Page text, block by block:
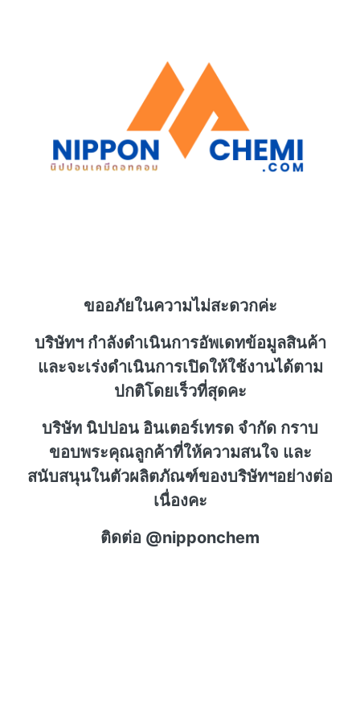
ขออภัยในความไม่สะดวกค่ะ
บริษัทฯ กำลังดำเนินการอัพเดทข้อมูลสินค้า
และจะเร่งดำเนินการเปิดให้ใช้งานได้ตาม
ปกติโดยเร็วที่สุดคะ
บริษัท นิปปอน อินเตอร์เทรด จำกัด กราบ
ขอบพระคุณลูกค้าที่ให้ความสนใจ และ
สนับสนุนในตัวผลิตภัณฑ์ของบริษัทฯอย่างต่อ
เนื่องคะ
ติดต่อ @nipponchem